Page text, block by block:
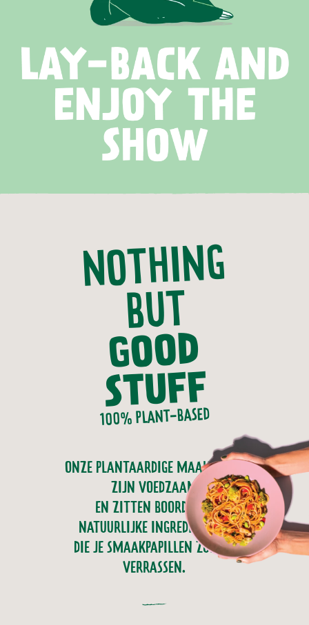
NOTHING
BUT
GOOD
STUFF
100% PLANT-BASED
ONZE PLANTAARDIGE MAALTIJDEN
ZIJN VOEDZAAM
EN ZITTEN BOORDEVOL
NATUURLIJKE INGREDIËNTEN,
DIE JE SMAAKPAPILLEN ZULLEN
VERRASSEN.